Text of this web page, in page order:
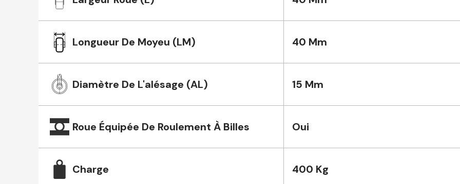
Longueur De Moyeu (LM) 40 Mm
Diamètre De L'alésage (AL) 15 Mm
Roue Équipée De Roulement À Billes Oui
Charge 400 Kg